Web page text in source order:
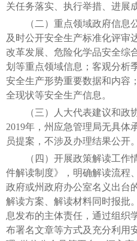
关任务落实、执行举措、进展
（二）重点领域政府信息
及时公开安全生产标准化评审
改革发展、危险化学品安全综
划等重点领域信息；客观分析
安全生产形势重要数据和内容
全现状等安全生产信息。
（三）人大代表建议和政协
2019年，州应急管理局无具体
员提案，不涉及办理结果公开。
（四）开展政策解读工作
件解读制度》，明确解读流程
政府或州政府办公室名义出台
解读方案、解读材料同时报批
息发布的主体责任，通过组织
布署名文章等方式及充分利用